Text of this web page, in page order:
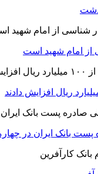
از امام شهید است